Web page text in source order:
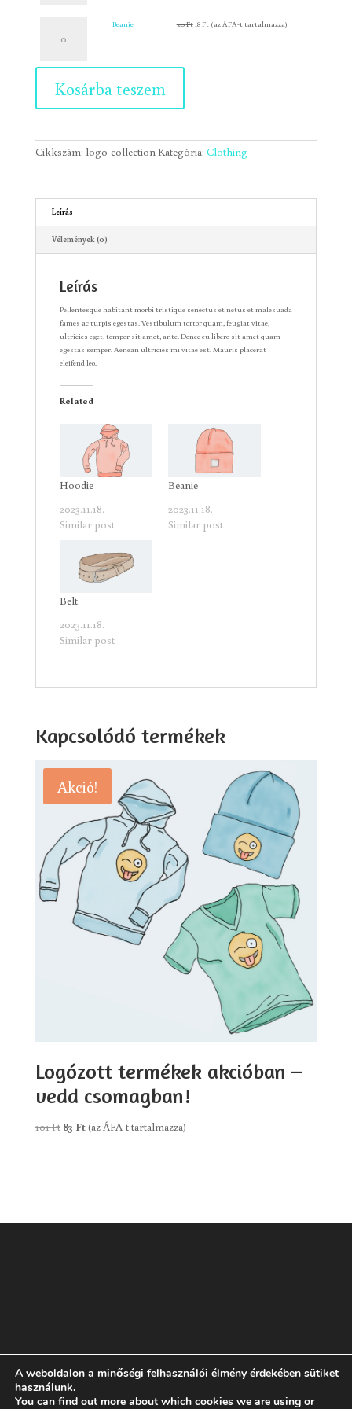
mennyiség
Beanie 20FtOriginal
18FtCurrent
(az ÁFA-t tartalmazza)
Kosárba teszem
Cikkszám: logo-collection Kategória: Clothing
Leírás
Vélemények (0)
Leírás
Pellentesque habitant morbi tristique senectus et netus et malesuada
fames ac turpis egestas. Vestibulum tortor quam, feugiat vitae,
ultricies eget, tempor sit amet, ante. Donec eu libero sit amet quam
egestas semper. Aenean ultricies mi vitae est. Mauris placerat
eleifend leo.
Related
Hoodie
2023.11.18.
Similar post
Beanie
2023.11.18.
Similar post
Belt
2023.11.18.
Similar post
Kapcsolódó termékek
Akció!
Logózott termékek akcióban –
vedd csomagban!
101Ft Original
83 FtCurrent
(az ÁFA-t tartalmazza)
Rólam GYIK ÁSZF Adatvédelmi tájékoztató
A weboldalon a minőségi felhasználói élmény érdekében sütiket
használunk.
You can find out more about which cookies we are using or